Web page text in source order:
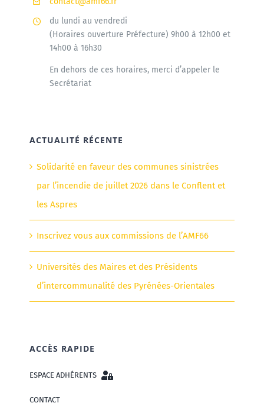
du lundi au vendredi
(Horaires ouverture Préfecture) 9h00 à 12h00 et
14h00 à 16h30
En dehors de ces horaires, merci d’appeler le
Secrétariat
ACTUALITÉ RÉCENTE
Solidarité en faveur des communes sinistrées
par l’incendie de juillet 2026 dans le Conflent et
les Aspres
Inscrivez vous aux commissions de l’AMF66
Universités des Maires et des Présidents
d’intercommunalité des Pyrénées-Orientales
ACCÈS RAPIDE
ESPACE ADHÉRENTS
CONTACT